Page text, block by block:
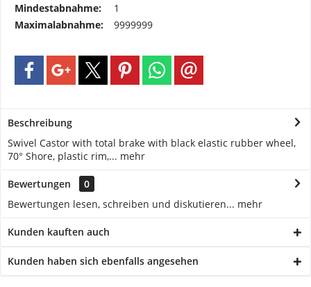
Mindestabnahme:
1
Maximalabnahme:
9999999
Beschreibung
Swivel Castor with total brake with black elastic rubber wheel,
70° Shore, plastic rim,... mehr
Bewertungen
0
Bewertungen lesen, schreiben und diskutieren... mehr
Kunden kauften auch
Kunden haben sich ebenfalls angesehen